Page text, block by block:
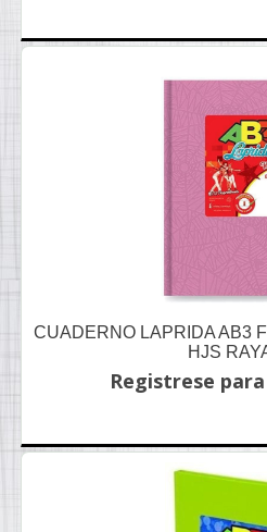
CUADERNO LAPRIDA AB3
HJS
Registrese